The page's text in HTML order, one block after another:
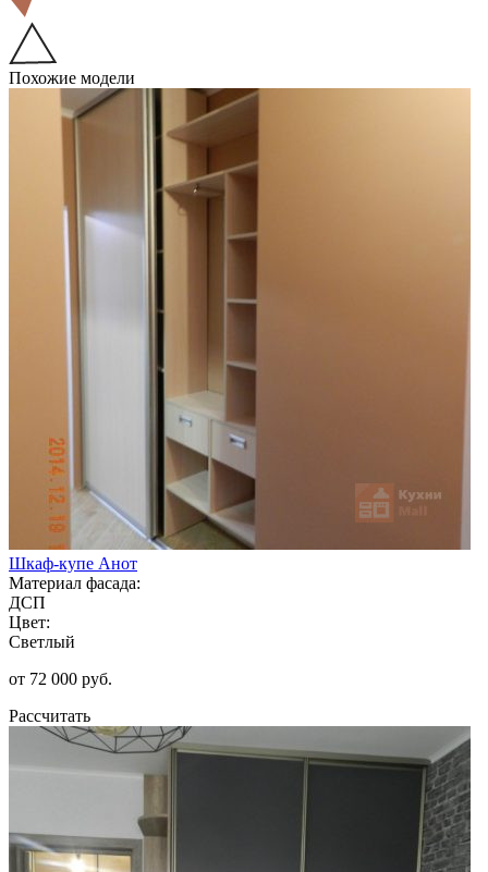
Похожие модели
Шкаф-купе Анот
Материал фасада:
ДСП
Цвет:
Светлый
от 72 000 руб.
Рассчитать